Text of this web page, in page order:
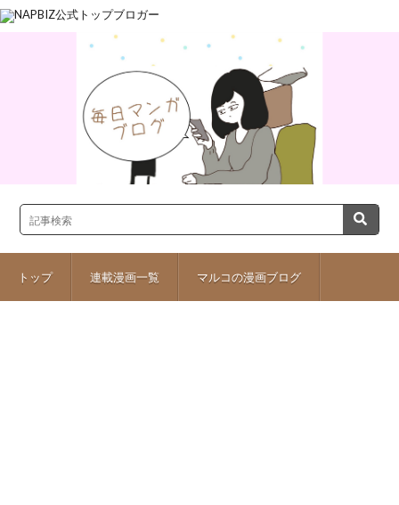
トップ 連載漫画一覧 マルコの漫画ブログ